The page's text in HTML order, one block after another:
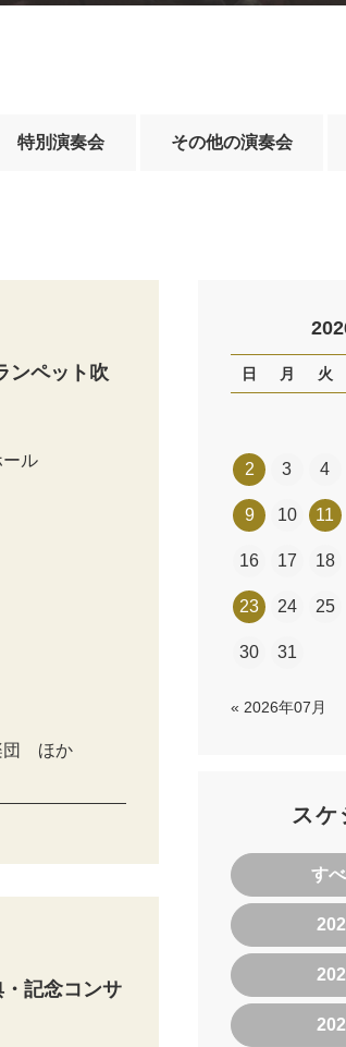
特別演奏会 その他の演奏会
ンペット吹
ル
団 ほか
記念コンサ
日 月 火
2 3 4
9 10 11
16 17 18
23 24 25
30 31
« 2026年07月
スケ
す